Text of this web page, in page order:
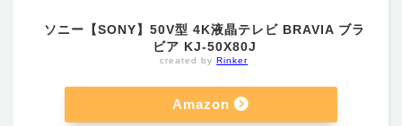
ソニー【SONY】50V型 4K液晶テレビ BRAVIA ブラ
ビア KJ-50X80J
created byRinker
Amazon